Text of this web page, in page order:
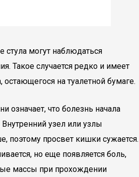
стула могут наблюдаться
Такое случается редко и имеет
на туалетной бумаге.
означает, что болезнь начала
Внутренний узел или узлы
поэтому просвет кишки сужается.
но еще появляется боль,
массы при прохождении